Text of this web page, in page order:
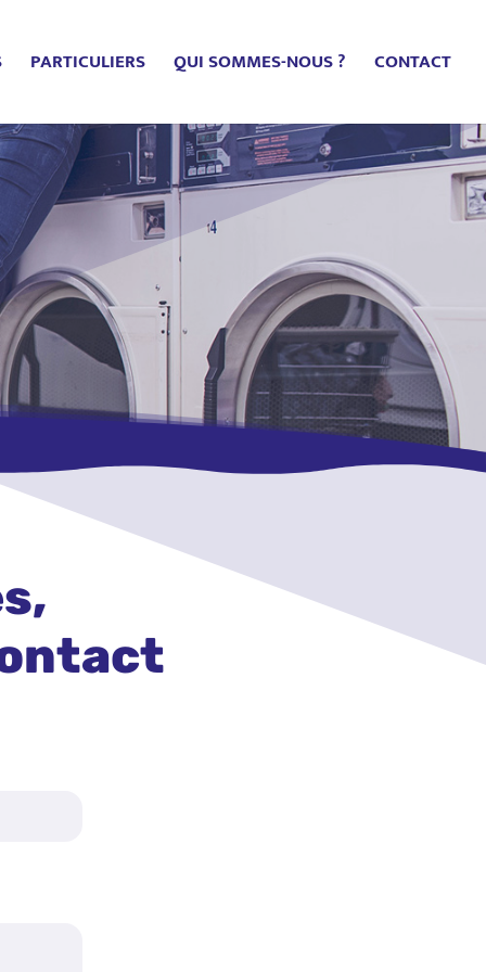
PARTICULIERS QUI SOMMES-NOUS ? CONTACT